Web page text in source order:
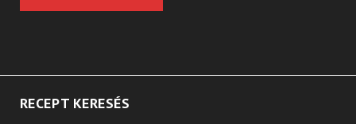
RECEPT KERESÉS